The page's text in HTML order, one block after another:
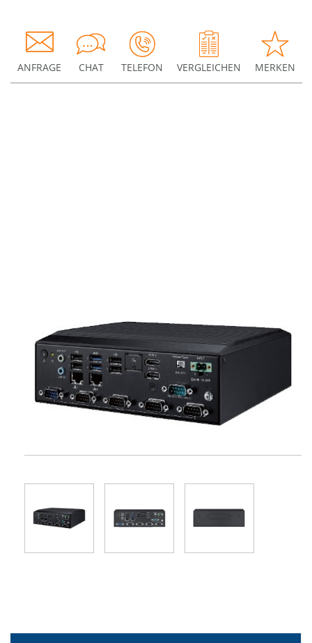
ANFRAGE CHAT TELEFON VERGLEICHEN MERKEN